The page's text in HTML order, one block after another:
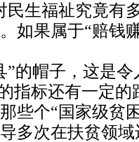
民生福祉究竟有
如果属于“赔钱
”的帽子，这是
指标还有一定
些个“国家级贫
多次在扶贫领